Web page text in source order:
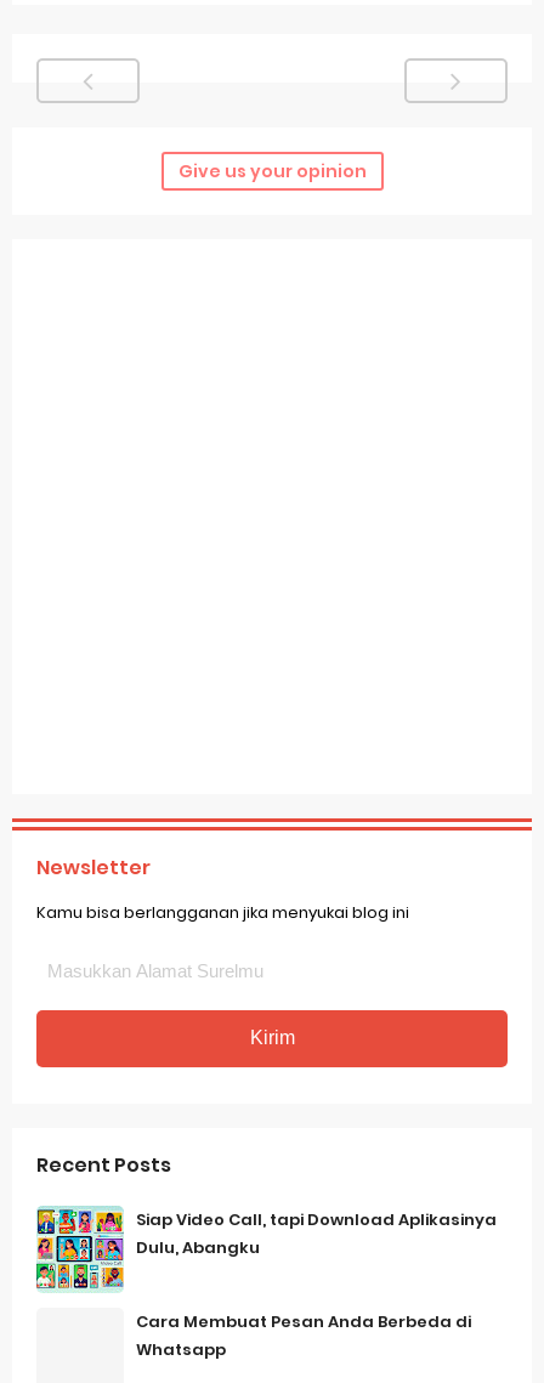
Give us your opinion
Newsletter
Kamu bisa berlangganan jika menyukai blog ini
Recent Posts
Siap Video Call, tapi Download Aplikasinya
Dulu, Abangku
Cara Membuat Pesan Anda Berbeda di
Whatsapp